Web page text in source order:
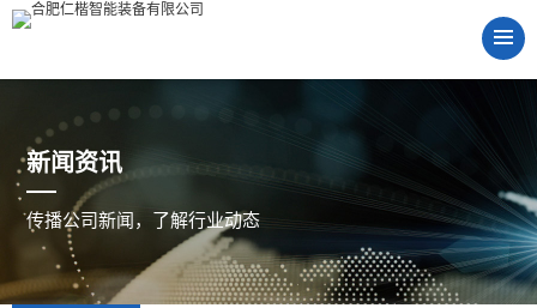
新闻资讯
传播公司新闻，了解行业动态